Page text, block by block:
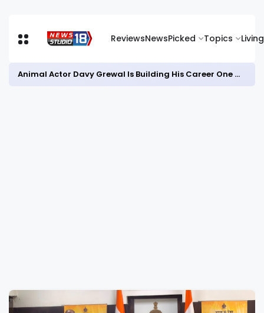
ReviewsNewsPicked Topics Living
Animal Actor Davy Grewal Is Building His Career One Role at a Time- from Courtrooms to Cinema